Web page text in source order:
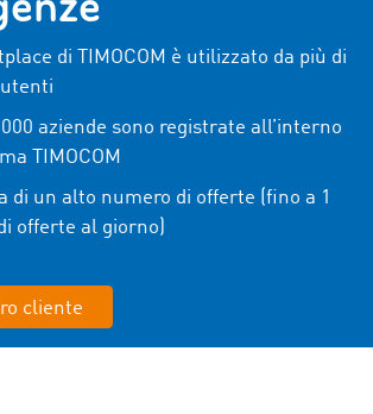
di TIMOCOM è utilizzato da più di
utenti
aziende sono registrate all’interno
TIMOCOM
di un alto numero di offerte (fino a 1
offerte al giorno)
cliente